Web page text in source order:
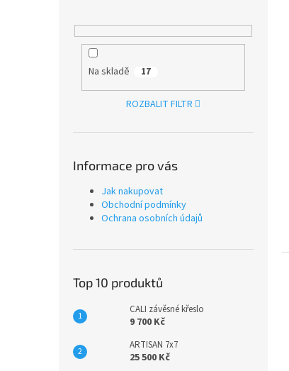
Na skladě 17
ROZBALIT FILTR
Informace pro vás
Jak nakupovat
Obchodní podmínky
Ochrana osobních údajů
Top 10 produktů
CALI závěsné křeslo
9 700 Kč
ARTISAN 7x7
25 500 Kč